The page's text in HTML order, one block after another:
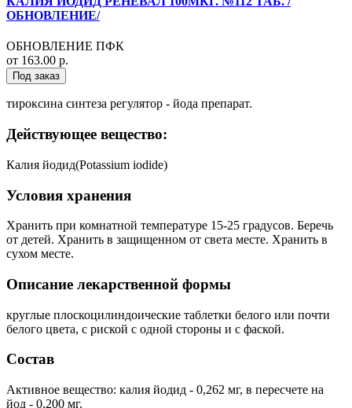
ОБНОВЛЕНИЕ/
ОБНОВЛЕНИЕ ПФК
от 163.00 р.
Под заказ
тироксина синтеза регулятор - йода препарат.
Действующее вещество:
Калия йодид(Potassium iodide)
Условия хранения
Хранить при комнатной температуре 15-25 градусов. Беречь
от детей. Хранить в защищенном от света месте. Хранить в
сухом месте.
Описание лекарственной формы
круглые плоскоцилиндоические таблетки белого или почти
белого цвета, с риской с одной стороны и с фаской.
Состав
Активное вещество: калия йодид - 0,262 мг, в пересчете на
йод - 0,200 мг.